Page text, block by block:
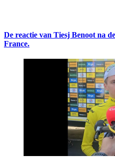
De reactie van Tiesj Benoot na
France.